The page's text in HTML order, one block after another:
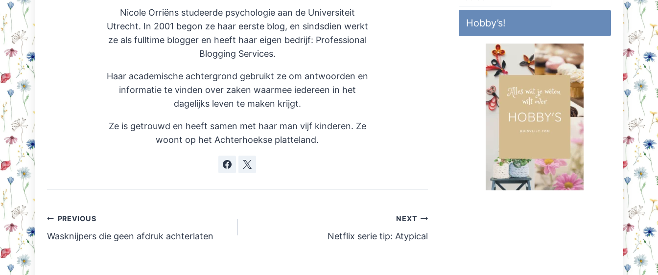
Nicole Orriëns studeerde psychologie aan de Universiteit
Utrecht. In 2001 begon ze haar eerste blog, en sindsdien werkt
ze als fulltime blogger en heeft haar eigen bedrijf: Professional
Blogging Services.
Haar academische achtergrond gebruikt ze om antwoorden en
informatie te vinden over zaken waarmee iedereen in het
dagelijks leven te maken krijgt.
Ze is getrouwd en heeft samen met haar man vijf kinderen. Ze
woont op het Achterhoekse platteland.
Post
navigation
PREVIOUS
Wasknijpers die geen afdruk achterlaten
NEXT
Netflix serie tip: Atypical
Hobby’s!